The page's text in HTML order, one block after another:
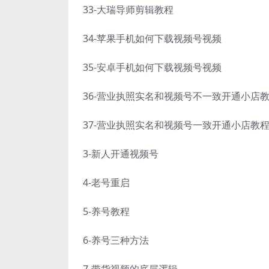
33-大瑞导师剪辑教程
34-苹果手机如何下载视频号视频
35-安卓手机如何下载视频号视频
36-营业执照实名和视频号不一致开通小店
37-营业执照实名和视频号一致开通小店教程
3-新人开通视频号
4-老号重启
5-养号教程
6-养号三种方法